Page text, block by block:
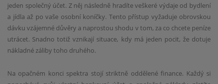
jeden společný účet. Z něj následně hradíte veškeré výdaje od bydlení
a jídla až po vaše osobní koníčky. Tento přístup vyžaduje obrovskou
dávku vzájemné důvěry a naprostou shodu v tom, za co chcete peníze
utrácet. Snadno totiž vznikají situace, kdy má jeden pocit, že dotuje
nákladné záliby toho druhého.
Na opačném konci spektra stojí striktně oddělené finance. Každý si